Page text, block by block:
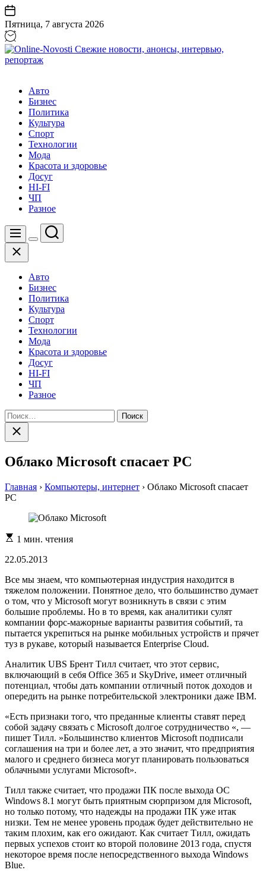
Перейти
к
содержанию
Пятница, 7 августа 2026
Свежие
новости,
анонсы,
интервью,
репортаж
Авто
Бизнес
Политика
Культура
Спорт
Технологии
Мода
Красота и здоровье
Досуг
HI-FI
ЧП
Разное
Меню
Цвет
Поиск
Закрыть
Авто
Бизнес
Политика
Культура
Спорт
Технологии
Мода
Красота и здоровье
Досуг
HI-FI
ЧП
Разное
Найти:
Закрыть
поиск
Облако Microsoft спасает PC
Главная › Компьютеры, интернет › Облако Microsoft спасает
PC
Расчетное
чтения
1 мин. чтения
22.05.2013
Все мы знаем, что компьютерная индустрия находится в
тяжелом положении. Понятное дело, что большинство думает
о том, что у Microsoft могут возникнуть в связи с этим
большие проблемы. Но в то время, как аналитики сулят
компании форс-мажорные варианты развития событий, та
пытается укрепиться на рынке мобильных устройств и прячет
туз в рукаве, который называется Enterprise Cloud.
Аналитик UBS Брент Тилл считает, что этот сервис,
включающий в себя Office 365 и SkyDrive, имеет отличный
потенциал, чтобы дать компании отличный поток доходов и
опередить на рынке потребительской электроники даже IBM.
«Есть признаки того, что преданные клиенты ставят перед
собой задачу связать с Microsoft долгое сотрудничество «, —
пишет Тилл. »Большинство клиентов Microsoft подписали
соглашения на три и более лет, а это значит, что предприятия
малого и среднего бизнеса могут планировать пользоваться
облачными услугами Microsoft».
Тилл также считает, что продажи ПК после выхода ОС
Windows 8.1 могут быть приятным сюрпризом для Microsoft,
но только потому, что надежды на продажи ПК уже итак
низки. Тем не менее уровень продаж будет действительно не
таким плохим, как его ожидают. Как считает Тилл, ожидать
первых успехов стоит ко второй половине 2013 года, спустя
некоторое время после непосредственного выхода Windows
Blue.